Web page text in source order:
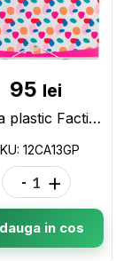
95 lei
Mapa plastic Factis 13sectii/cu elastic Roz 12CA13GP
12CA13GP
- +
in cos